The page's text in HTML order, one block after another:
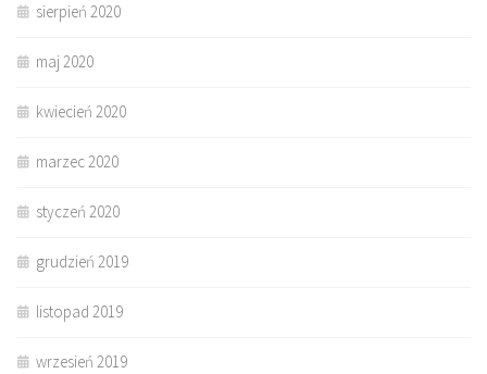
sierpień 2020
maj 2020
kwiecień 2020
marzec 2020
styczeń 2020
grudzień 2019
listopad 2019
wrzesień 2019